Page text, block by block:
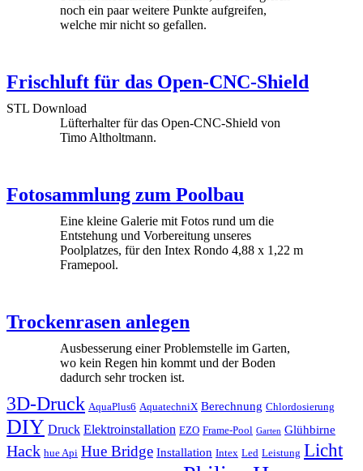
noch ein paar weitere Punkte aufgreifen,
welche mir nicht so gefallen.
Frischluft für das Open-CNC-Shield
STL Download
Lüfterhalter für das Open-CNC-Shield von
Timo Altholtmann.
Foto­sammlung zum Poolbau
Eine kleine Galerie mit Fotos rund um die
Entstehung und Vorbereitung unseres
Poolplatzes, für den Intex Rondo 4,88 x 1,22 m
Framepool.
Trockenrasen anlegen
Ausbesserung einer Problemstelle im Garten,
wo kein Regen hin kommt und der Boden
dadurch sehr trocken ist.
3D-Druck AquaPlus6 AquatechniX Berechnung Chlordosierung
DIY Druck Elektroinstallation EZO Frame-Pool Garten Glühbirne
Hack hue Api Hue Bridge Installation Intex Led Leistung Licht